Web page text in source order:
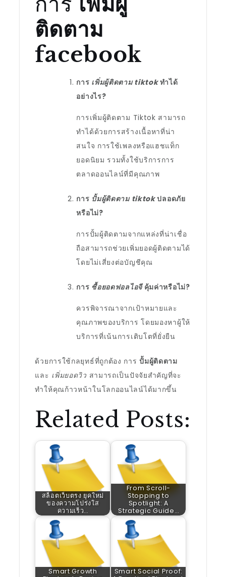
ติดตาม
facebook
การ เพิ่มผู้ติดตาม tiktokทำได้
อย่างไร?
การเพิ่มผู้ติดตาม Tiktok สามารถ
ทำได้ด้วยการสร้างเนื้อหาที่น่า
สนใจ การใช้เพลงหรือแฮชแท็ก
ยอดนิยม รวมทั้งใช้บริการการ
ตลาดออนไลน์ที่มีคุณภาพ
การ ปั้มผู้ติดตาม tiktokปลอดภัย
หรือไม่?
การปั้มผู้ติดตามจากแหล่งที่น่าเชื่อ
ถือสามารถช่วยเพิ่มยอดผู้ติดตามได้
โดยไม่เสี่ยงต่อบัญชีคุณ
การ ซื้อยอดฟอลไอจีคุ้มค่าหรือไม่?
ควรพิจารณาจากเป้าหมายและ
คุณภาพของบริการ โดยมองหาผู้ให้
บริการที่เน้นการเติบโตที่ยั่งยืน
ด้วยการใช้กลยุทธ์ที่ถูกต้อง การปั้มผู้ติดตาม
และ เพิ่มยอดวิว สามารถเป็นปัจจัยสำคัญที่จะ
ทำให้คุณก้าวหน้าในโลกออนไลน์ได้มากขึ้น
Related Posts:
สล็อตเว็บตรง ยุคใหม่
ของความโปร่งใส
ความเร็ว…
From Scroll-
Stopping to
Spotlight: A
Strategic Guide…
Smart Growth
Smart Social Proof: